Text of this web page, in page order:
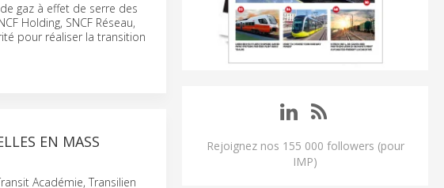
gaz à effet de serre des
Holding, SNCF Réseau,
pour réaliser la transition
EN MASS
Académie, Transilien
Rejoignez nos 155 000 followers (pour
IMP)